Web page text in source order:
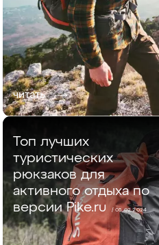
читать
Топ лучших
туристических
рюкзаков для
активного отдыха по
версии Pike.ru / 05.02.2024